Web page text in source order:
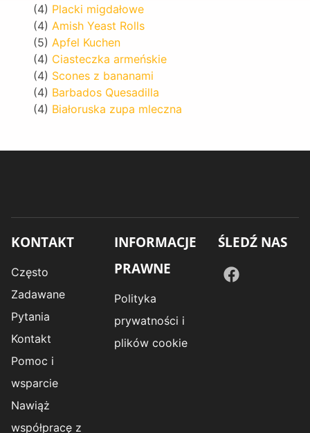
(4) Placki migdałowe
(4) Amish Yeast Rolls
(5) Apfel Kuchen
(4) Ciasteczka armeńskie
(4) Scones z bananami
(4) Barbados Quesadilla
(4) Białoruska zupa mleczna
KONTAKT
Często
Zadawane
Pytania
Kontakt
Pomoc i
wsparcie
Nawiąż
współpracę z
INFORMACJE
PRAWNE
Polityka
prywatności i
plików cookie
ŚLEDŹ NAS